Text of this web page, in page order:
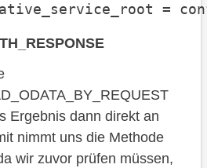
=
Ergebnis dann direkt an
nimmt uns die Methode
wir zuvor prüfen müssen,